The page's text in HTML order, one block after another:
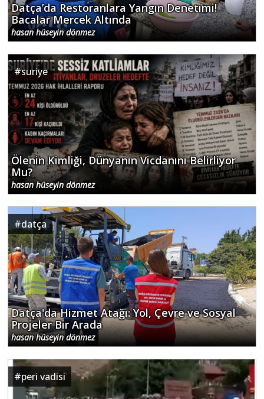
Datça’da Restoranlara Yangın Denetimi!
Bacalar Mercek Altında
hasan hüseyin dönmez
#suriye
Ölenin Kimliği, Dünyanın Vicdanını Belirliyor
Mu?
hasan hüseyin dönmez
#datça
Datça'da Hizmet Atağı: Yol, Çevre ve Sosyal
Projeler Bir Arada
hasan hüseyin dönmez
#peri vadisi